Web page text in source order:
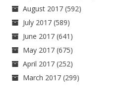
August 2017 (592)
July 2017 (589)
June 2017 (641)
May 2017 (675)
April 2017 (252)
March 2017 (299)